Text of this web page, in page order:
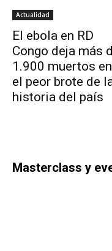
Actualidad
El ebola en RD
Congo deja más
1.900 muertos en
el peor brote de
historia del país
Masterclass y